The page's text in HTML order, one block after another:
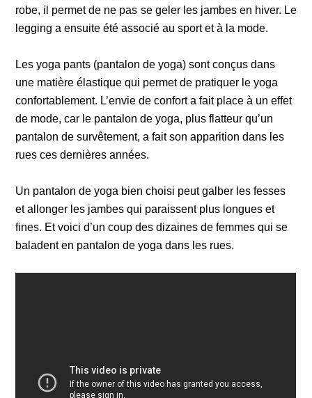
robe, il permet de ne pas se geler les jambes en hiver. Le
legging a ensuite été associé au sport et à la mode.
Les yoga pants (pantalon de yoga) sont conçus dans
une matière élastique qui permet de pratiquer le yoga
confortablement. L’envie de confort a fait place à un effet
de mode, car le pantalon de yoga, plus flatteur qu’un
pantalon de survêtement, a fait son apparition dans les
rues ces dernières années.
Un pantalon de yoga bien choisi peut galber les fesses
et allonger les jambes qui paraissent plus longues et
fines. Et voici d’un coup des dizaines de femmes qui se
baladent en pantalon de yoga dans les rues.